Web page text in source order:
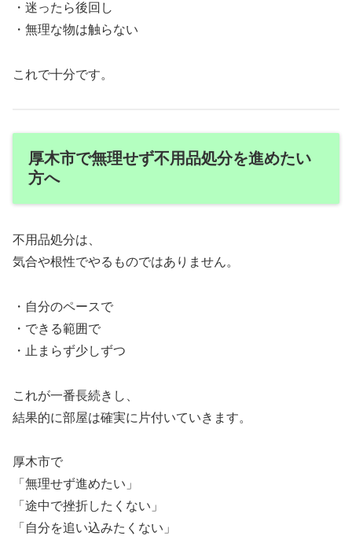
・迷ったら後回し
・無理な物は触らない
これで十分です。
厚木市で無理せず不用品処分を進めたい
方へ
不用品処分は、
気合や根性でやるものではありません。
・自分のペースで
・できる範囲で
・止まらず少しずつ
これが一番長続きし、
結果的に部屋は確実に片付いていきます。
厚木市で
「無理せず進めたい」
「途中で挫折したくない」
「自分を追い込みたくない」